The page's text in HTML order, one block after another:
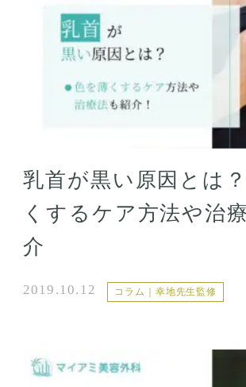
乳首が黒い原因とは
くするケア方法や治
介
2019.10.12 コラム｜幸地先生監修